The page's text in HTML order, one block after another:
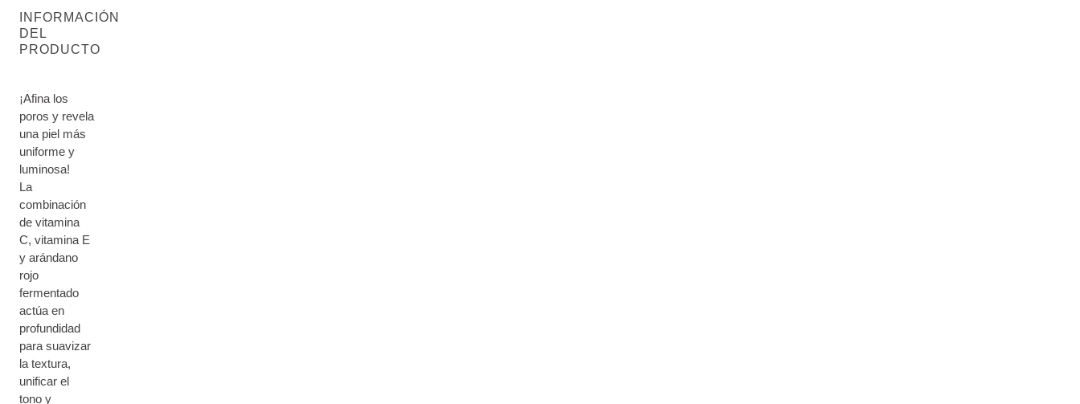
INFORMACIÓN
DEL
PRODUCTO
¡Afina los
poros y revela
una piel más
uniforme y
luminosa!
La
combinación
de vitamina
C, vitamina E
y arándano
rojo
fermentado
actúa en
profundidad
para suavizar
la textura,
unificar el
tono y